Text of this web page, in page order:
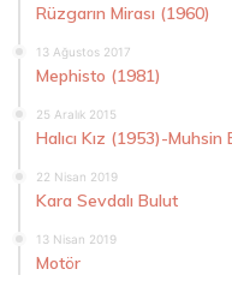
Rüzgarın Mirası (1960)
13 Ağustos 2017
Mephisto (1981)
25 Aralık 2015
Halıcı Kız (1953)-
22 Nisan 2019
Kara Sevdalı Bulut
13 Nisan 2019
Motör